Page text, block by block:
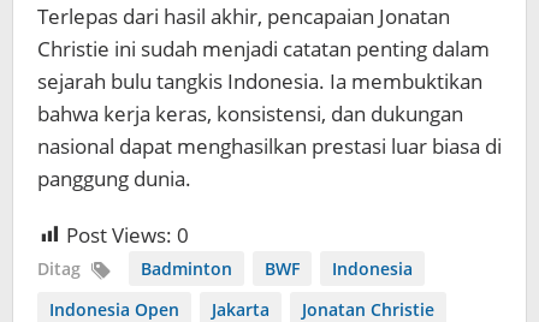
Terlepas dari hasil akhir, pencapaian Jonatan
Christie ini sudah menjadi catatan penting dalam
sejarah bulu tangkis Indonesia. Ia membuktikan
bahwa kerja keras, konsistensi, dan dukungan
nasional dapat menghasilkan prestasi luar biasa di
panggung dunia.
Post Views: 0
Ditag Badminton BWF
Indonesia
Indonesia Open
Jakarta Jonatan Christie